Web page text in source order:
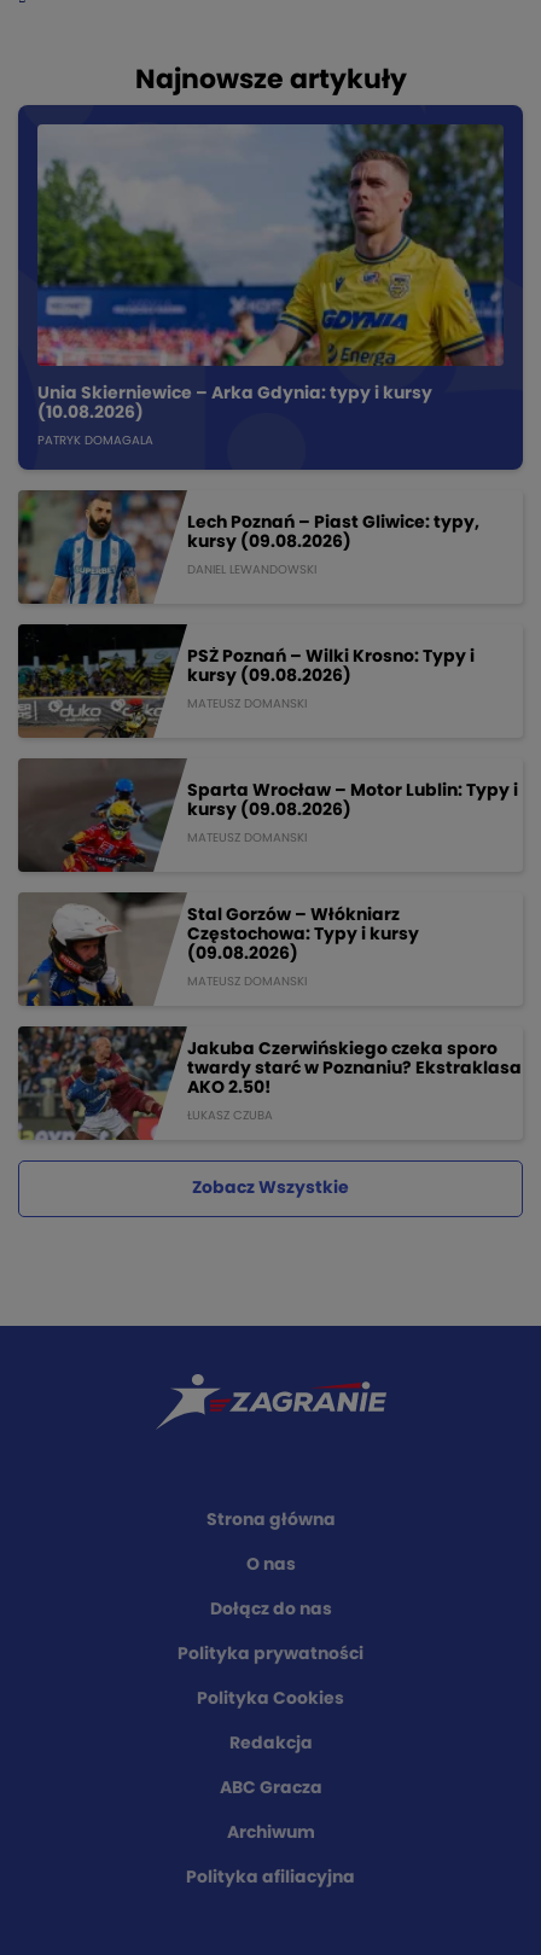
Najnowsze artykuły
Unia Skierniewice – Arka Gdynia: typy i kursy
(10.08.2026)
PATRYK DOMAGALA
Lech Poznań – Piast Gliwice: typy,
kursy (09.08.2026)
DANIEL LEWANDOWSKI
PSŻ Poznań – Wilki Krosno: Typy i
kursy (09.08.2026)
MATEUSZ DOMANSKI
Sparta Wrocław – Motor Lublin: Typy i
kursy (09.08.2026)
MATEUSZ DOMANSKI
Stal Gorzów – Włókniarz
Częstochowa: Typy i kursy
(09.08.2026)
MATEUSZ DOMANSKI
Jakuba Czerwińskiego czeka sporo
twardy starć w Poznaniu? Ekstraklasa
AKO 2.50!
ŁUKASZ CZUBA
Zobacz Wszystkie
Strona główna
O nas
Dołącz do nas
Polityka prywatności
Polityka Cookies
Redakcja
ABC Gracza
Archiwum
Polityka afiliacyjna